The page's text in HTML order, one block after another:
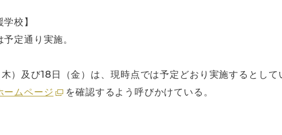
学校】
定通り実施。
）及び18日（金）は、現時点では予定どおり実施するとし
ームページ を確認するよう呼びかけている。